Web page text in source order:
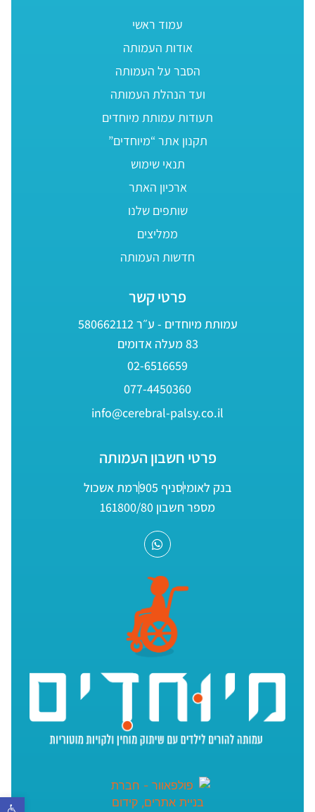
פתח
עמוד ראשי
אודות העמותה
הסבר על העמותה
ועד הנהלת העמותה
תעודות עמותת מיוחדים
תקנון אתר “מיוחדים”
תנאי שימוש
ארכיון האתר
שותפים שלנו
ממליצים
חדשות העמותה
פרטי קשר
עמותת מיוחדים - ע״ר 580662112
83 מעלה אדומים
02-6516659
077-4450360
info@cerebral-palsy.co.il
פרטי חשבון העמותה
בנק לאומיסניף 905
רמת אשכול
מספר חשבון 161800/80